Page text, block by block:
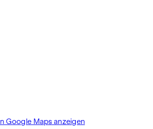
In Google Maps anzeigen